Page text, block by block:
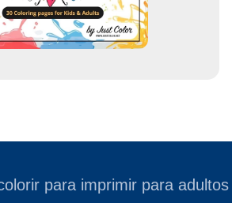
para imprimir para adultos